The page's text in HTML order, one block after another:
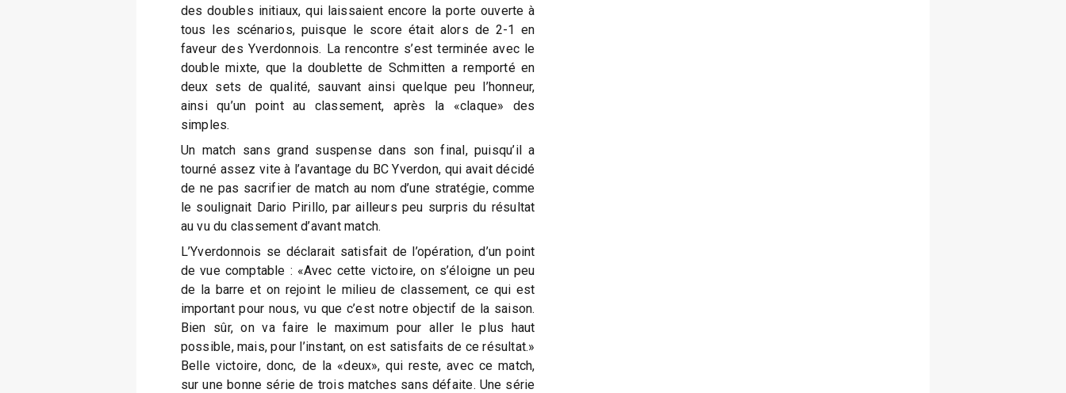
des doubles initiaux, qui laissaient encore la porte ouverte à
tous les scénarios, puisque le score était alors de 2-1 en
faveur des Yverdonnois. La rencontre s’est terminée avec le
double mixte, que la doublette de Schmitten a remporté en
deux sets de qualité, sauvant ainsi quelque peu l’honneur,
ainsi qu’un point au classement, après la «claque» des
simples.
Un match sans grand suspense dans son final, puisqu’il a
tourné assez vite à l’avantage du BC Yverdon, qui avait décidé
de ne pas sacrifier de match au nom d’une stratégie, comme
le soulignait Dario Pirillo, par ailleurs peu surpris du résultat
au vu du classement d’avant match.
L’Yverdonnois se déclarait satisfait de l’opération, d’un point
de vue comptable : «Avec cette victoire, on s’éloigne un peu
de la barre et on rejoint le milieu de classement, ce qui est
important pour nous, vu que c’est notre objectif de la saison.
Bien sûr, on va faire le maximum pour aller le plus haut
possible, mais, pour l’instant, on est satisfaits de ce résultat.»
Belle victoire, donc, de la «deux», qui reste, avec ce match,
sur une bonne série de trois matches sans défaite. Une série